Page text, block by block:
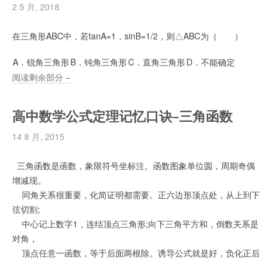
2 5 月, 2018
在三角形ABC中，若tanA=1，sinB=1/2，则△ABC为（ ）
A．锐角三角形B．钝角三角形C．直角三角形D．不能确定
阅读剩余部分 –
高中数学公式定理记忆口诀–三角函数
14 8 月, 2015
三角函数是函数，象限符号坐标注。函数图象单位圆，周期奇偶
增减现。
同角关系很重要，化简证明都需要。正六边形顶点处，从上到下
弦切割;
中心记上数字1，连结顶点三角形;向下三角平方和，倒数关系是
对角，
顶点任意一函数，等于后面两根除。诱导公式就是好，负化正后